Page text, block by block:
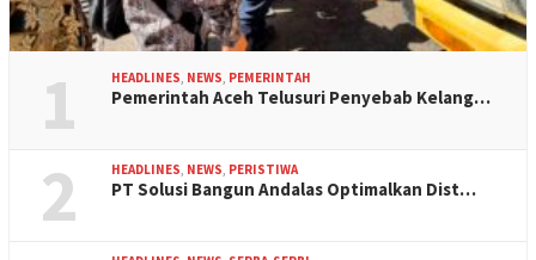
1 HEADLINES, NEWS, PEMERINTAH
Pemerintah Aceh Telusuri Penyebab Kelang…
2 HEADLINES, NEWS, PERISTIWA
PT Solusi Bangun Andalas Optimalkan Dist…